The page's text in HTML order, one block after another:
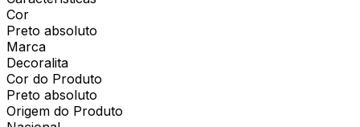
Cor
Preto absoluto
Marca
Decoralita
Cor do Produto
Preto absoluto
Origem do Produto